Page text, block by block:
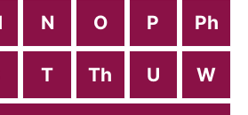
N O P Ph
T Th U W